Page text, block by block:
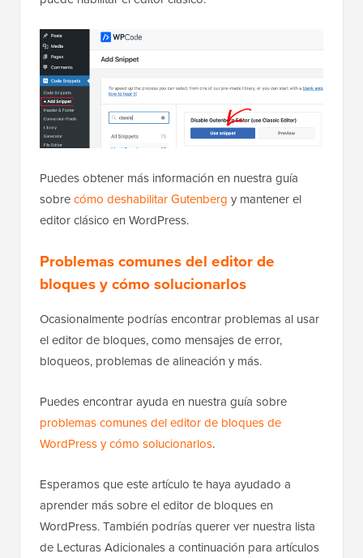
Puedes obtener más información en nuestra guía
sobrecómo deshabilitar Gutenberg y mantener el
editor clásico en WordPress.
Problemas comunes del editor de
bloques y cómo solucionarlos
Ocasionalmente podrías encontrar problemas al usar
el editor de bloques, como mensajes de error,
bloqueos, problemas de alineación y más.
Puedes encontrar ayuda en nuestra guía sobre
problemas comunes del editor de bloques de
WordPress y cómo solucionarlos.
Esperamos que este artículo te haya ayudado a
aprender más sobre el editor de bloques en
WordPress. También podrías querer ver nuestra lista
de Lecturas Adicionales a continuación para artículos